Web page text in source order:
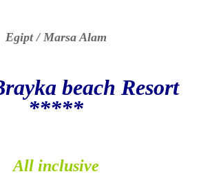
Egipt / Marsa Alam
beach Resort
*****
All inclusive